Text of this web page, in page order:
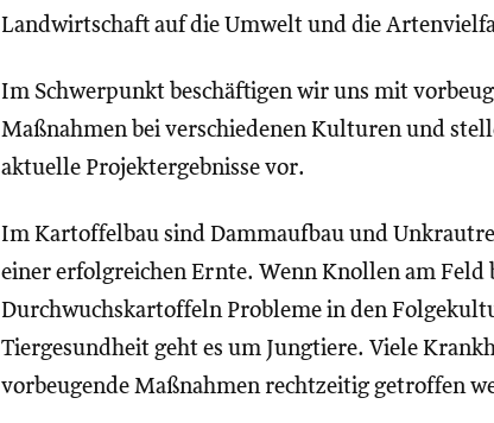
Landwirtschaft auf die Umwelt und die
Im Schwerpunkt beschäftigen wir uns mit
Maßnahmen bei verschiedenen Kulturen und
aktuelle Projektergebnisse vor.
Im Kartoffelbau sind Dammaufbau und
einer erfolgreichen Ernte. Wenn Knollen am Feld
Durchwuchskartoffeln Probleme in den
Tiergesundheit geht es um Jungtiere. Viele
vorbeugende Maßnahmen rechtzeitig getroffen